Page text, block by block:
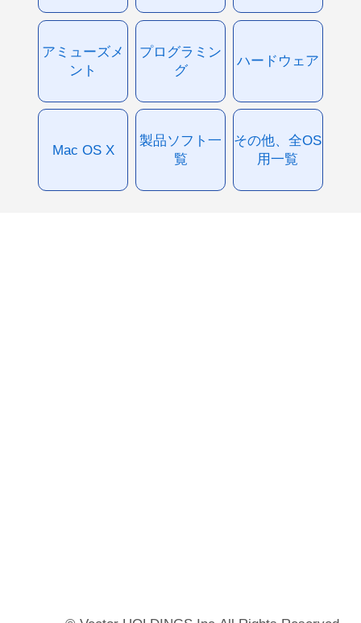
アミューズメ
ント
プログラミン
グ
ハードウェア
Mac OS X
製品ソフト一
覧
その他、全OS
用一覧